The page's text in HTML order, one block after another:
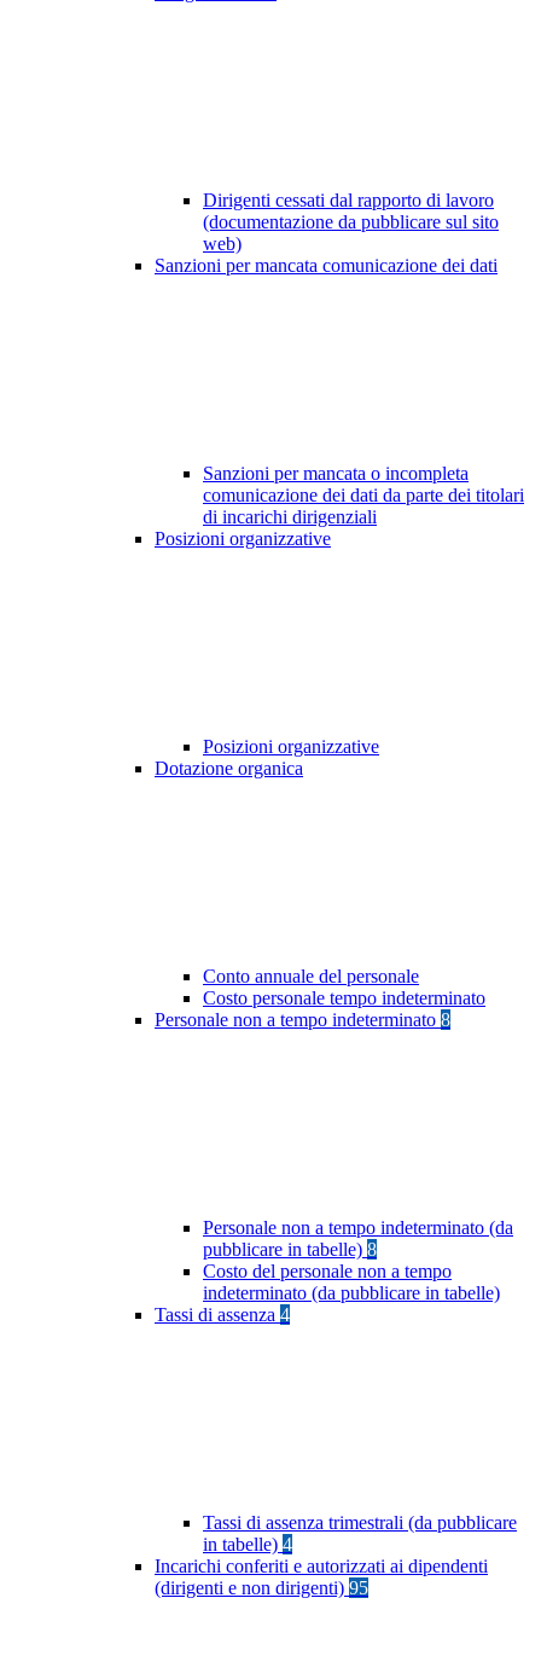
Dirigenti cessati dal rapporto di lavoro
(documentazione da pubblicare sul sito
web)
Sanzioni per mancata comunicazione dei dati
Sanzioni per mancata o incompleta
comunicazione dei dati da parte dei titolari
di incarichi dirigenziali
Posizioni organizzative
Posizioni organizzative
Dotazione organica
Conto annuale del personale
Costo personale tempo indeterminato
Personale non a tempo indeterminato 8
Personale non a tempo indeterminato (da
pubblicare in tabelle) 8
Costo del personale non a tempo
indeterminato (da pubblicare in tabelle)
Tassi di assenza 4
Tassi di assenza trimestrali (da pubblicare
in tabelle) 4
Incarichi conferiti e autorizzati ai dipendenti
(dirigenti e non dirigenti) 95